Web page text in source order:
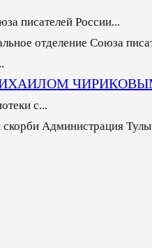
писателей России...
отделение Союза
с МИХАИЛОМ
с...
Администрация Тулы